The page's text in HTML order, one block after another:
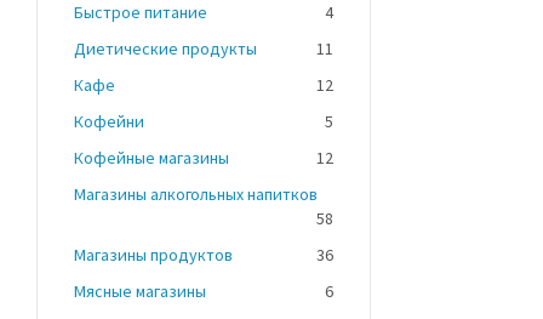
Быстрое питание
4
Диетические продукты
11
Кафе
12
Кофейни
5
Кофейные магазины
12
Магазины алкогольных напитков
58
Магазины продуктов
36
Мясные магазины
6